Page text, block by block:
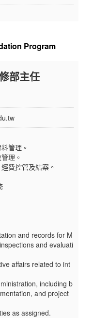
Program
部主任
管理。
理。
費控管及結案。
and records for M
and evaluati
affairs related to int
including b
and project
as assigned.